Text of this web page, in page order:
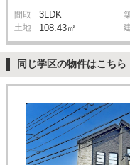
間取 3LDK
土地 108.43㎡
同じ学区の物件はこちら